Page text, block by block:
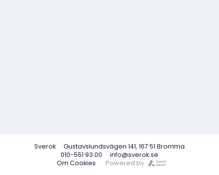
Om Cookies Powered by
Sverok
Gustavslundsvägen 141, 167 51 Bromma
010-551 93 00
info@sverok.se